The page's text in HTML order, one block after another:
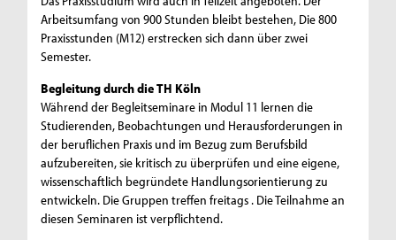
Arbeitsumfang von 900 Stunden bleibt bestehen, Die 800
Praxisstunden (M12) erstrecken sich dann über zwei
Semester.
Begleitung durch die TH Köln
Während der Begleitseminare in Modul 11 lernen die
Studierenden, Beobachtungen und Herausforderungen in
der beruflichen Praxis und im Bezug zum Berufsbild
aufzubereiten, sie kritisch zu überprüfen und eine eigene,
wissenschaftlich begründete Handlungsorientierung zu
entwickeln. Die Gruppen treffen freitags . Die Teilnahme an
diesen Seminaren ist verpflichtend.